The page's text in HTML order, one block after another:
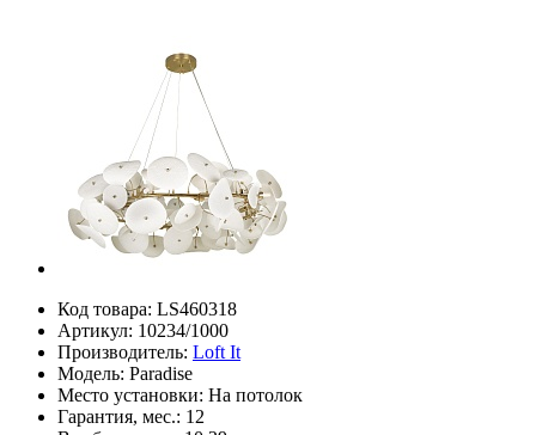
Код товара: LS460318
Артикул: 10234/1000
Производитель: Loft It
Модель: Paradise
Место установки: На потолок
Гарантия, мес.: 12